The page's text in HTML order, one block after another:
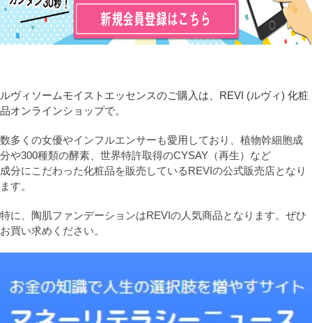
ルヴィソームモイストエッセンスのご購入は、REVI (ルヴィ) 化粧
品オンラインショップで。
数多くの女優やインフルエンサーも愛用しており、植物幹細胞成
分や300種類の酵素、世界特許取得のCYSAY（再生）など
成分にこだわった化粧品を販売しているREVIの公式販売店となり
ます。
特に、陶肌ファンデーションはREVIの人気商品となります。ぜひ
お買い求めください。